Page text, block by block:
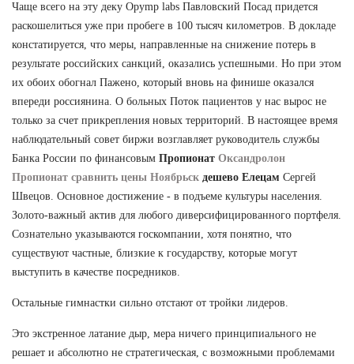
Чаще всего на эту деку Opymp labs Павловский Посад придется
раскошелиться уже при пробеге в 100 тысяч километров. В докладе
констатируется, что меры, направленные на снижение потерь в
результате российских санкций, оказались успешными. Но при этом
их обоих обогнал Пажено, который вновь на финише оказался
впереди россиянина. О больных Поток пациентов у нас вырос не
только за счет прикрепления новых территорий. В настоящее время
наблюдательный совет биржи возглавляет руководитель службы
Банка России по финансовым Пропионат Оксандролон
Пропионат сравнить цены Ноябрьск дешево Елецам Сергей
Швецов. Основное достижение - в подъеме культуры населения.
Золото-важный актив для любого диверсифицированного портфеля.
Сознательно указываются госкомпании, хотя понятно, что
существуют частные, близкие к государству, которые могут
выступить в качестве посредников.
Остальные гимнастки сильно отстают от тройки лидеров.
Это экстренное латание дыр, мера ничего принципиального не
решает и абсолютно не стратегическая, с возможными проблемами